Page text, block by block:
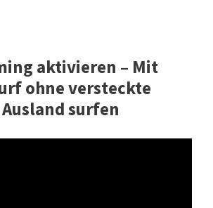
aktivieren – Mit
ohne versteckte
surfen